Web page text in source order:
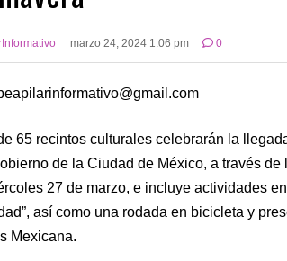
marzo 24, 2024 1:06 pm 0
65 recintos culturales celebrarán la
de la Ciudad de México, a través
27 de marzo, e incluye actividades
así como una rodada en bicicleta y
Mexicana.